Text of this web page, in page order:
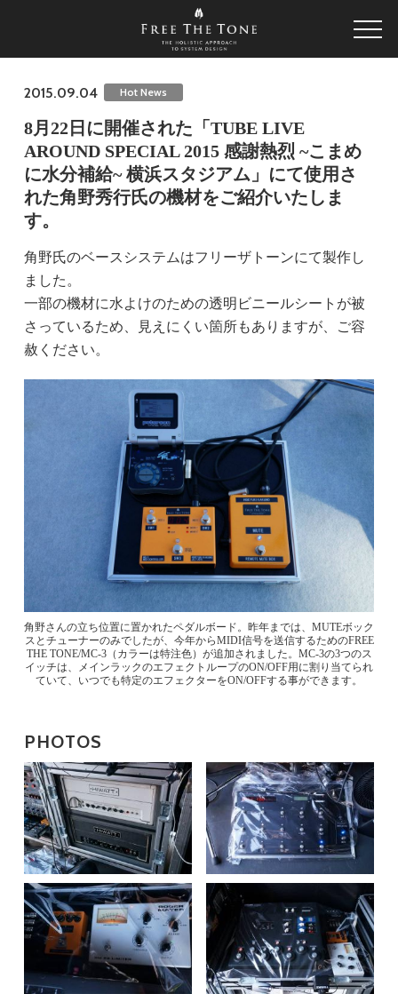
2015.09.04 Hot News
8月22日に開催された「TUBE LIVE
AROUND SPECIAL 2015 感謝熱烈 ~こまめ
に水分補給~ 横浜スタジアム」にて使用さ
れた角野秀行氏の機材をご紹介いたしま
す。
角野氏のベースシステムはフリーザトーンにて製作し
ました。
一部の機材に水よけのための透明ビニールシートが被
さっているため、見えにくい箇所もありますが、ご容
赦ください。
角野さんの立ち位置に置かれたペダルボード。昨年までは、MUTEボック
スとチューナーのみでしたが、今年からMIDI信号を送信するためのFREE
THE TONE/MC-3（カラーは特注色）が追加されました。MC-3の3つのス
イッチは、メインラックのエフェクトループのON/OFF用に割り当てられ
ていて、いつでも特定のエフェクターをON/OFFする事ができます。
PHOTOS